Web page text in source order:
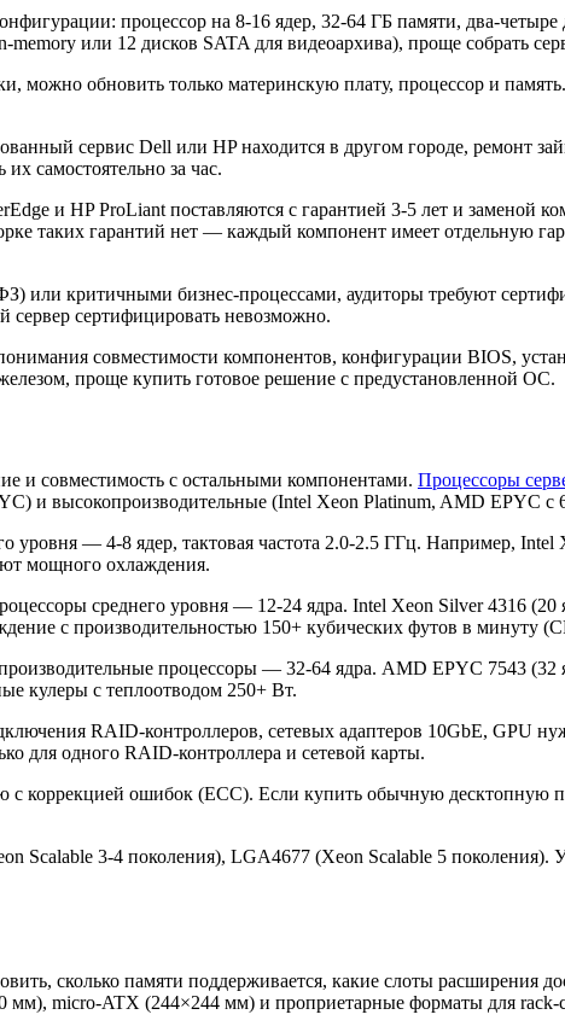
процессор на 8-16 ядер, 32-64 ГБ памяти, два-
или 12 дисков SATA для видеоархива), проще собрать
можно обновить только материнскую плату, процессор и
сервис Dell или HP находится в другом городе, ремонт
самостоятельно за час.
и HP ProLiant поставляются с гарантией 3-5 лет и заменой
таких гарантий нет — каждый компонент имеет отдельную
критичными бизнес-процессами, аудиторы требуют
сертифицировать невозможно.
совместимости компонентов, конфигурации BIOS,
проще купить готовое решение с предустановленной ОС.
и совместимость с остальными компонентами. Процессоры
и высокопроизводительные (Intel Xeon Platinum, AMD EPYC с
— 4-8 ядер, тактовая частота 2.0-2.5 ГГц. Например, Intel
мощного охлаждения.
среднего уровня — 12-24 ядра. Intel Xeon Silver 4316
с производительностью 150+ кубических футов в минуту
процессоры — 32-64 ядра. AMD EPYC 7543 (32
кулеры с теплоотводом 250+ Вт.
RAID-контроллеров, сетевых адаптеров 10GbE, GPU
для одного RAID-контроллера и сетевой карты.
коррекцией ошибок (ECC). Если купить обычную десктопную
Scalable 3-4 поколения), LGA4677 (Xeon Scalable 5 поколения).
сколько памяти поддерживается, какие слоты расширения
micro-ATX (244×244 мм) и проприетарные форматы для rack-